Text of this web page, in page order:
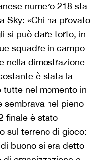
numero 218 sta
Sky: «Chi ha provato
si può dare torto, in
squadre in campo
nella dimostrazione
è stata la
tutte nel momento in
sembrava nel pieno
finale è stato
sul terreno di gioco:
buono si era detto